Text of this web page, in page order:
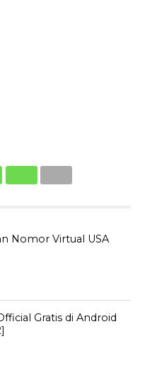
Nomor Virtual USA
Gratis di Android